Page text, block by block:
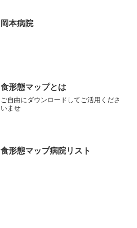
岡本病院
食形態マップとは
ご自由にダウンロードしてご活用くださ
いませ
食形態マップ病院リスト